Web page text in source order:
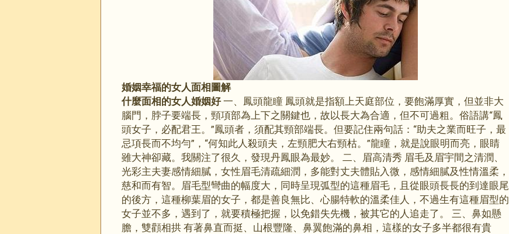
婚姻幸福的女人面相圖解
什麼面相的女人婚姻好一、鳳頭龍瞳 鳳頭就是指額上天庭部位，要飽滿厚實，但並非大
腦門，脖子要端長，頸項部為上下之關鍵也，故以長大為合適，但不可過粗。俗語講“鳳
頭女子，必配君王。”鳳頭者，須配其頸部端長。但要記住兩句話：“助夫之業而旺子，最
忌項長而不均勻”，“何知此人殺頭夫，左頸肥大右頸枯。”龍瞳，就是說眼明而亮，眼睛
雖大神卻藏。我關注了很久，發現丹鳳眼為最妙。 二、眉高清秀 眉毛及眉宇間之清潤、
光彩主夫妻感情細膩，女性眉毛清疏細潤，多能對丈夫體貼入微，感情細膩及性情溫柔，
慈和而有智。眉毛型彎曲的幅度大，同時呈現弧型的這種眉毛，且從眼頭長長的到達眼尾
的後方，這種柳葉眉的女子，都是善良無比、心腸特軟的溫柔佳人，不過生有這種眉型的
女子並不多，遇到了，就要積極把握，以免錯失先機，被其它的人追走了。 三、鼻如懸
膽，雙顴相拱 有著鼻直而挺、山根豐隆、鼻翼飽滿的鼻相，這樣的女子多半都很有貴